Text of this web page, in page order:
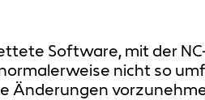
Software, mit der
nicht so
Änderungen